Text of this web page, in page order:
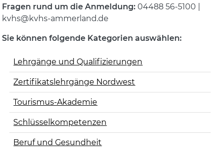
Fragen rund um die Anmeldung: 04488 56-5100 |
kvhs@kvhs-ammerland.de
Sie können folgende Kategorien auswählen:
Lehrgänge und Qualifizierungen
Zertifikatslehrgänge Nordwest
Tourismus-Akademie
Schlüsselkompetenzen
Beruf und Gesundheit